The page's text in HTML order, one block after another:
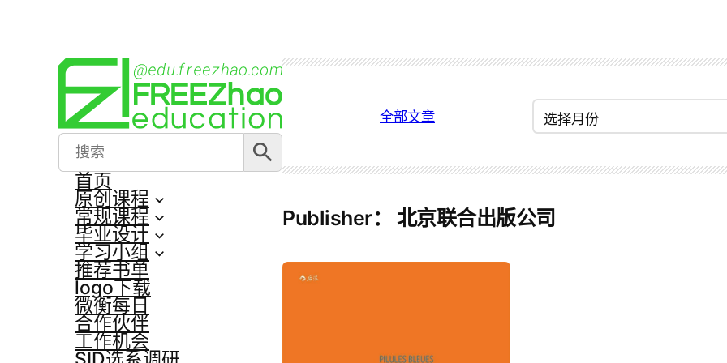
Search
for:
搜索按钮
首页
原创课程
常规课程
毕业设计
学习小组
推荐书单
logo下载
微衡每日
合作伙伴
工作机会
全部文章
归
档
Publisher： 北京联合出版公司